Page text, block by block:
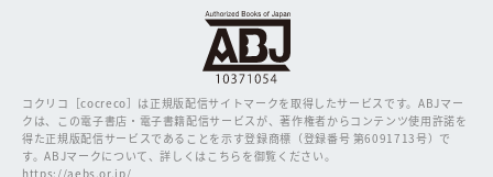
コクリコ［cocreco］は正規版配信サイトマークを取得したサービスです。ABJマー
クは、この電子書店・電子書籍配信サービスが、著作権者からコンテンツ使用許諾を
得た正規版配信サービスであることを示す登録商標（登録番号 第6091713号）で
す。ABJマークについて、詳しくはこちらを御覧ください。
https://aebs.or.jp/